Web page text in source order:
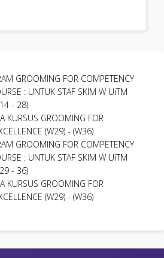
GROOMING FOR COMPETENCY
: UNTUK STAF SKIM W UiTM
- 28)
KURSUS GROOMING FOR
(W29) - (W36)
GROOMING FOR COMPETENCY
: UNTUK STAF SKIM W UiTM
- 36)
KURSUS GROOMING FOR
(W29) - (W36)